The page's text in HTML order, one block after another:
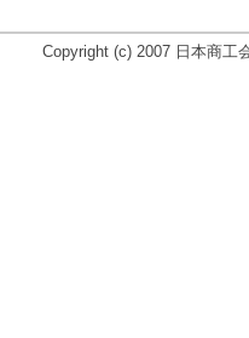
Copyright (c) 2007 日本商工